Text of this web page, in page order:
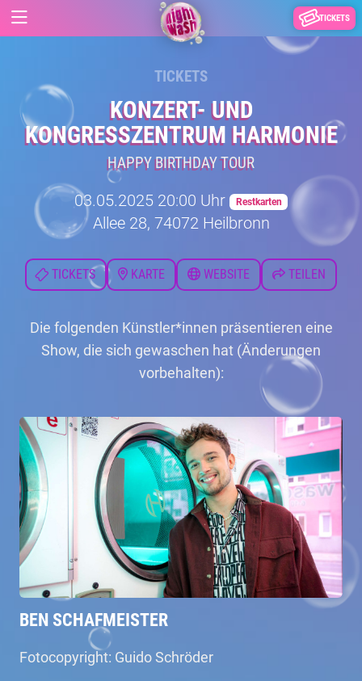
TICKETS
TICKETS
KONZERT- UND
KONGRESSZENTRUM HARMONIE
HAPPY BIRTHDAY TOUR
03.05.2025 20:00 Uhr Restkarten
Allee 28, 74072 Heilbronn
TICKETS KARTE WEBSITE TEILEN
Die folgenden Künstler*innen präsentieren eine
Show, die sich gewaschen hat (Änderungen
vorbehalten):
BEN SCHAFMEISTER
Fotocopyright: Guido Schröder